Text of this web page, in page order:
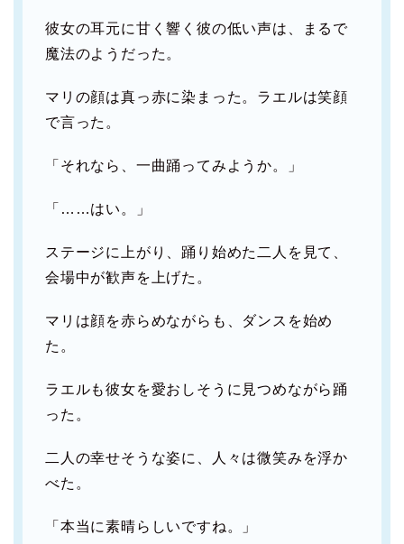
彼女の耳元に甘く響く彼の低い声は、まるで
魔法のようだった。
マリの顔は真っ赤に染まった。ラエルは笑顔
で言った。
「それなら、一曲踊ってみようか。」
「……はい。」
ステージに上がり、踊り始めた二人を見て、
会場中が歓声を上げた。
マリは顔を赤らめながらも、ダンスを始め
た。
ラエルも彼女を愛おしそうに見つめながら踊
った。
二人の幸せそうな姿に、人々は微笑みを浮か
べた。
「本当に素晴らしいですね。」